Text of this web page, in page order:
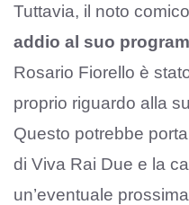
Tuttavia, il noto
addio al suo
Rosario Fiorello è
proprio riguardo alla
Questo potrebbe
di Viva Rai Due e la
un’eventuale